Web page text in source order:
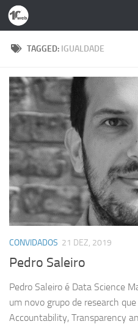
Skip to content
TAGGED: IGUALDADE
CONVIDADOS 21 DEZ, 2019
Pedro Saleiro
Pedro Saleiro é Data Science
um novo grupo de research
Accountability, Transparency